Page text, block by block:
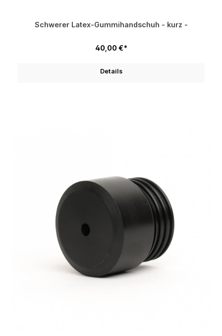
Schwerer Latex-Gummihandschuh - kurz -
40,00 €*
Details